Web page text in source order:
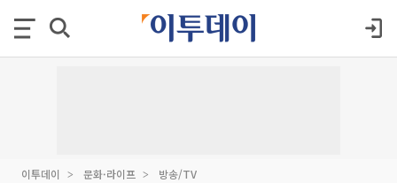
이투데이 문화·라이프 방송/TV